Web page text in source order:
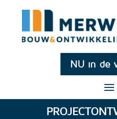
NU in de